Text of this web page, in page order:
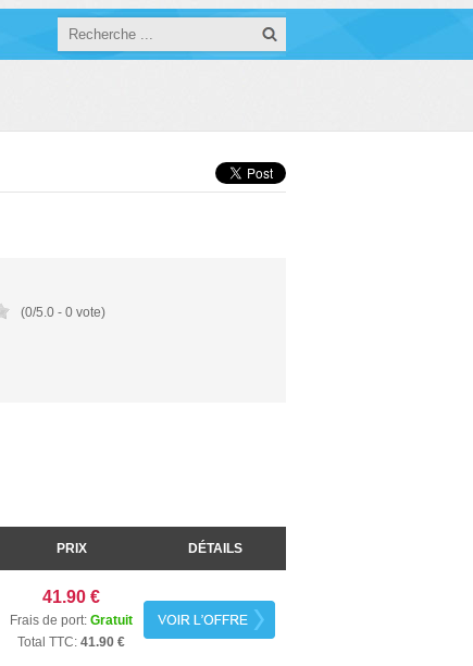
(0/5.0 - 0 vote)
PRIX DÉTAILS
41.90 €
Frais de port: Gratuit
Total TTC: 41.90 €